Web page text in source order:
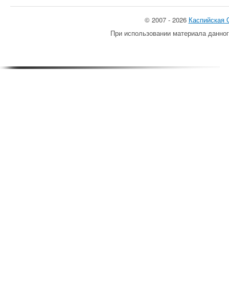
© 2007 - 2026 Каспийская
При использовании материала